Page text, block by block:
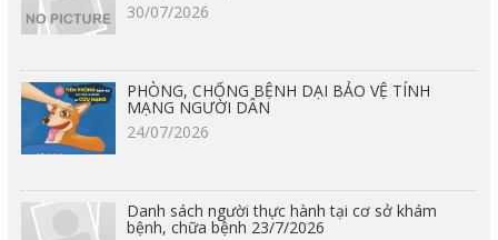
30/07/2026
PHÒNG, CHỐNG BỆNH DẠI BẢO VỆ TÍNH
MẠNG NGƯỜI DÂN
24/07/2026
Danh sách người thực hành tại cơ sở khám
bệnh, chữa bệnh 23/7/2026